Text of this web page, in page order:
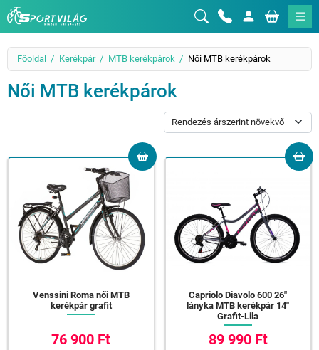
Sportvilág
Főoldal Kerékpár MTB kerékpárok Női MTB kerékpárok
Női MTB kerékpárok
Venssini Roma női MTB
kerékpár grafit
76 900 Ft
Capriolo Diavolo 600 26"
lányka MTB kerékpár 14"
Grafit-Lila
89 990 Ft